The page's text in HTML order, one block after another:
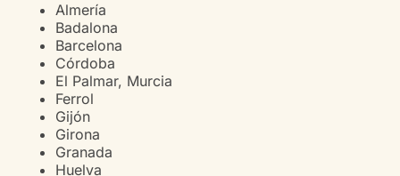
Almería
Badalona
Barcelona
Córdoba
El Palmar, Murcia
Ferrol
Gijón
Girona
Granada
Huelva